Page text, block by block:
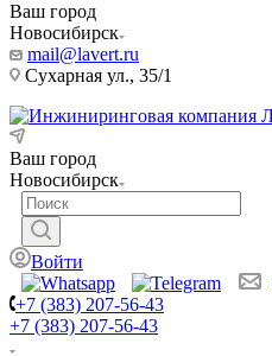
Ваш город
Новосибирск
mail@lavert.ru
Сухарная ул., 35/1
Ваш город
Новосибирск
Войти
+7 (383) 207-56-43
+7 (383) 207-56-43